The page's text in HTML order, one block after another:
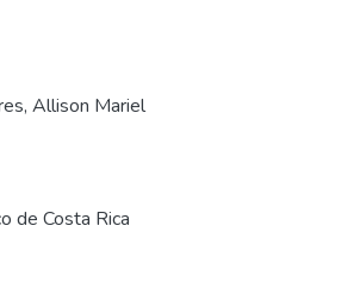
Allison Mariel
de Costa Rica